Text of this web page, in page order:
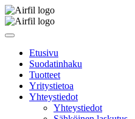
Etusivu
Suodatinhaku
Tuotteet
Yritystietoa
Yhteystiedot
Yhteystiedot